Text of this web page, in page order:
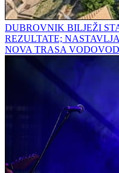
DUBROVNIK BILJEŽI
REZULTATE;
NOVA TRASA